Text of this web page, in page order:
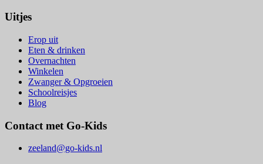
Uitjes
Erop uit
Eten & drinken
Overnachten
Winkelen
Zwanger & Opgroeien
Schoolreisjes
Blog
Contact met Go-Kids
zeeland@go-kids.nl